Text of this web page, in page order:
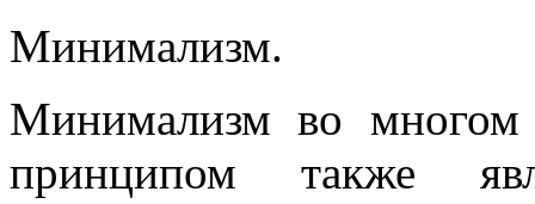
Минимализм.
Минимализм во
принципом также